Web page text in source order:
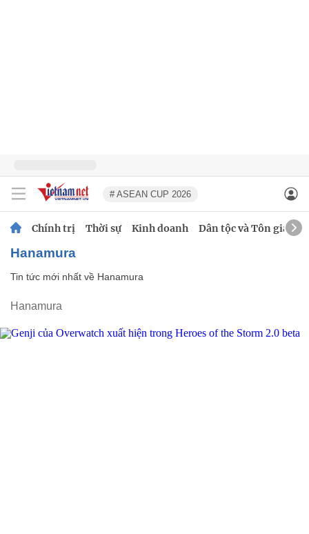
# ASEAN CUP 2026
Chính trị Thời sự Kinh doanh Dân tộc và Tôn giáo
Hanamura
Tin tức mới nhất về Hanamura
Hanamura